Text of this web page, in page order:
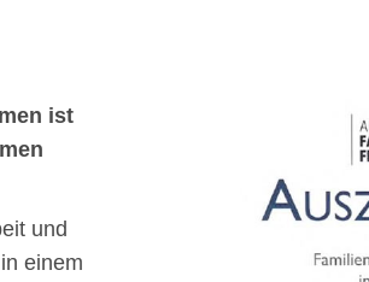
ist
und
einem